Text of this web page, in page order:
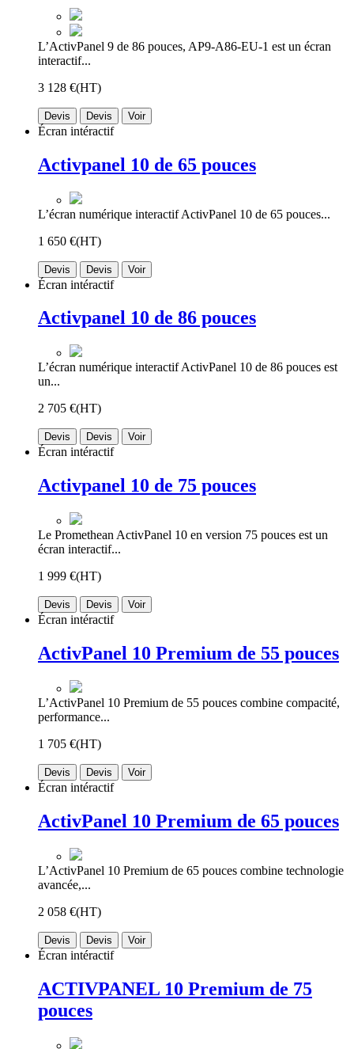
L’ActivPanel 9 de 86 pouces, AP9-A86-EU-1 est un écran
interactif...
3 128 €(HT)
Devis Devis Voir
Écran intéractif
Activpanel 10 de 65 pouces
L’écran numérique interactif ActivPanel 10 de 65 pouces...
1 650 €(HT)
Devis Devis Voir
Écran intéractif
Activpanel 10 de 86 pouces
L’écran numérique interactif ActivPanel 10 de 86 pouces est
un...
2 705 €(HT)
Devis Devis Voir
Écran intéractif
Activpanel 10 de 75 pouces
Le Promethean ActivPanel 10 en version 75 pouces est un
écran interactif...
1 999 €(HT)
Devis Devis Voir
Écran intéractif
ActivPanel 10 Premium de 55 pouces
L’ActivPanel 10 Premium de 55 pouces combine compacité,
performance...
1 705 €(HT)
Devis Devis Voir
Écran intéractif
ActivPanel 10 Premium de 65 pouces
L’ActivPanel 10 Premium de 65 pouces combine technologie
avancée,...
2 058 €(HT)
Devis Devis Voir
Écran intéractif
ACTIVPANEL 10 Premium de 75
pouces